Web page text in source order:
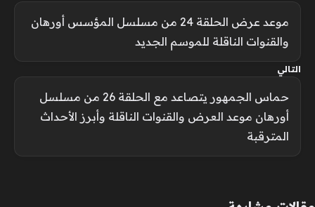
موعد عرض الحلقة 24 من مسلسل المؤسس أورهان
والقنوات الناقلة للموسم الجديد
التالي
حماس الجمهور يتصاعد مع الحلقة 26 من مسلسل
أورهان موعد العرض والقنوات الناقلة وأبرز الأحداث
المترقبة